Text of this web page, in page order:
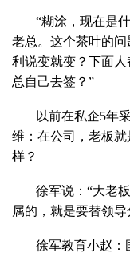
“糊涂，现在是
老总。这个茶叶的
利说变就变？下面
总自己去签？”
以前在私企5年
维：在公司，老板
样？
徐军说：“大老
属的，就是要替领导
徐军教育小赵：